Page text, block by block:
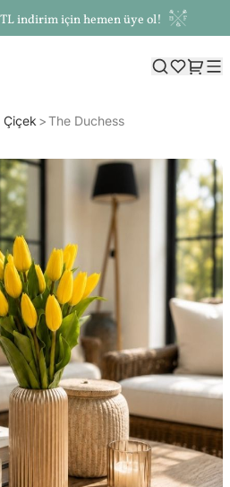
indirim için hemen üye ol!
Çiçek The Duchess